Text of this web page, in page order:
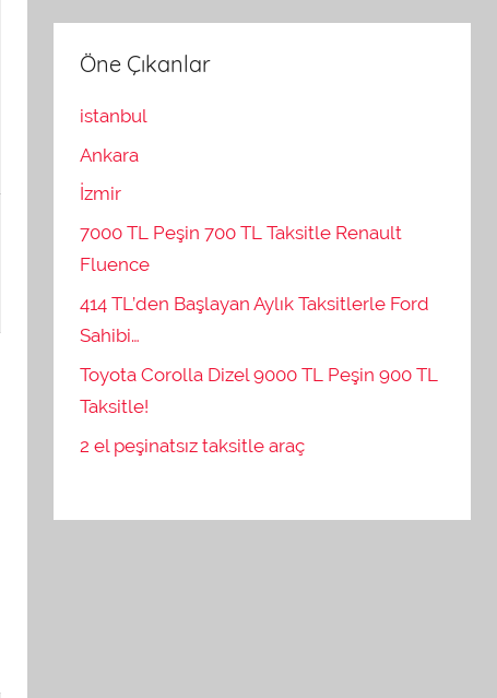
Öne Çıkanlar
istanbul
Ankara
İzmir
7000 TL Peşin 700 TL Taksitle Renault
Fluence
414 TL’den Başlayan Aylık Taksitlerle Ford
Sahibi…
Toyota Corolla Dizel 9000 TL Peşin 900 TL
Taksitle!
2 el peşinatsız taksitle araç